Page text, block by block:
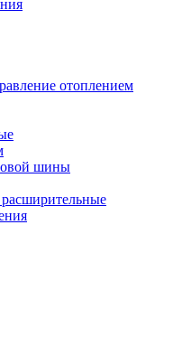
отоплением
шины